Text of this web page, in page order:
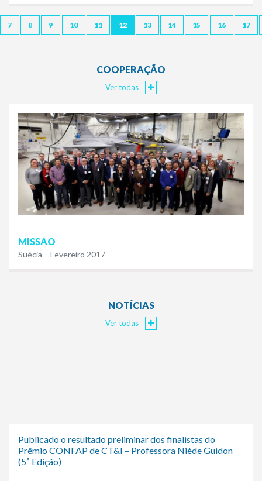
7 8 9 10 11 12 13 14 15 16 17
COOPERAÇÃO
Ver todas
MISSAO
Suécia – Fevereiro 2017
NOTÍCIAS
Ver todas
Publicado o resultado preliminar dos finalistas do
Prêmio CONFAP de CT&I – Professora Niède Guidon
(5ª Edição)